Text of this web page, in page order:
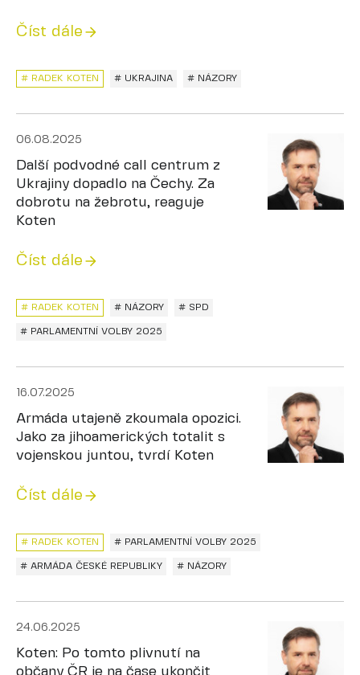
Číst dále
# RADEK KOTEN # UKRAJINA # NÁZORY
06.08.2025
Další podvodné call centrum z
Ukrajiny dopadlo na Čechy. Za
dobrotu na žebrotu, reaguje
Koten
Číst dále
# NÁZORY # SPD
# PARLAMENTNÍ VOLBY 2025
# RADEK KOTEN
16.07.2025
Armáda utajeně zkoumala opozici.
Jako za jihoamerických totalit s
vojenskou juntou, tvrdí Koten
Číst dále
# PARLAMENTNÍ VOLBY 2025
# ARMÁDA ČESKÉ REPUBLIKY # NÁZORY
# RADEK KOTEN
24.06.2025
Koten: Po tomto plivnutí na
občany ČR je na čase ukončit